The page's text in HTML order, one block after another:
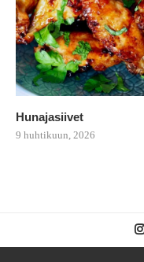
Hunajasiivet
9 huhtikuun, 2026